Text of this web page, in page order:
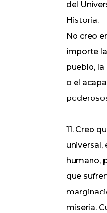
del
Historia.
No creo
importe
pueblo, la
o el
11. Creo
universal,
humano,
que
miseria.